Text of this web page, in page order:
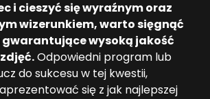
i cieszyć się wyraźnym oraz
wizerunkiem, warto sięgnąć
wysoką jakość
Odpowiedni program lub
do sukcesu w tej kwestii,
się z jak najlepszej